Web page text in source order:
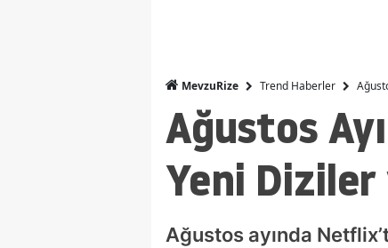
MevzuRize Trend Haberler
Ağustos
Yeni
Ağustos ayında